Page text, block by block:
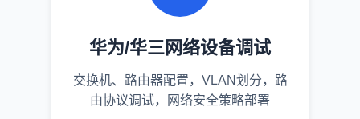
华为/华三网络设备调试
交换机、路由器配置，VLAN划分，路
由协议调试，网络安全策略部署